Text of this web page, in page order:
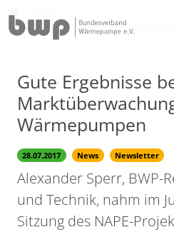
Gute Ergebnisse bei der
Gute Ergebnisse
Wärmepumpen
28.07.2017 News Newsletter
Alexander Sperr, BWP-
und Technik, nahm im
Sitzung des NAPE-